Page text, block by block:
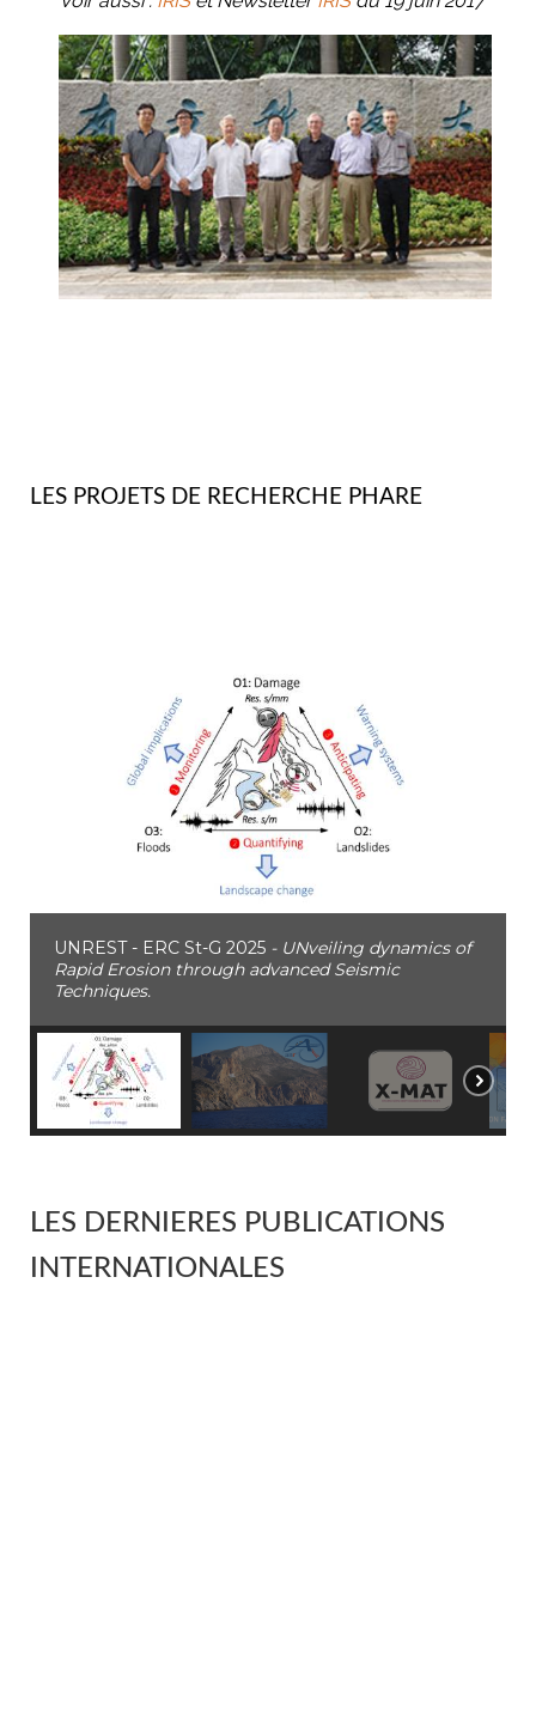
LES PROJETS DE RECHERCHE PHARE
UNREST - ERC St-G 2025 - UNveiling dynamics of
Rapid Erosion through advanced Seismic
Techniques.
LES DERNIERES PUBLICATIONS
INTERNATIONALES